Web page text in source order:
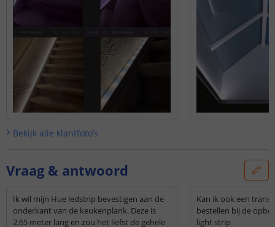
Bekijk alle klantfoto’s
Vraag & antwoord
Ik wil mijn Hue ledstrip bevestigen aan de
onderkant van de keukenplank. Deze is
2,65 meter lang en zou het liefst de gehele
Kan ik ook een
bestellen bij de
light strip